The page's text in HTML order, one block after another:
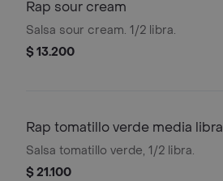
Rap sour cream
Salsa sour cream. 1/2 libra.
$ 13.200
Rap tomatillo verde media libra
Salsa tomatillo verde, 1/2 libra.
$ 21.100